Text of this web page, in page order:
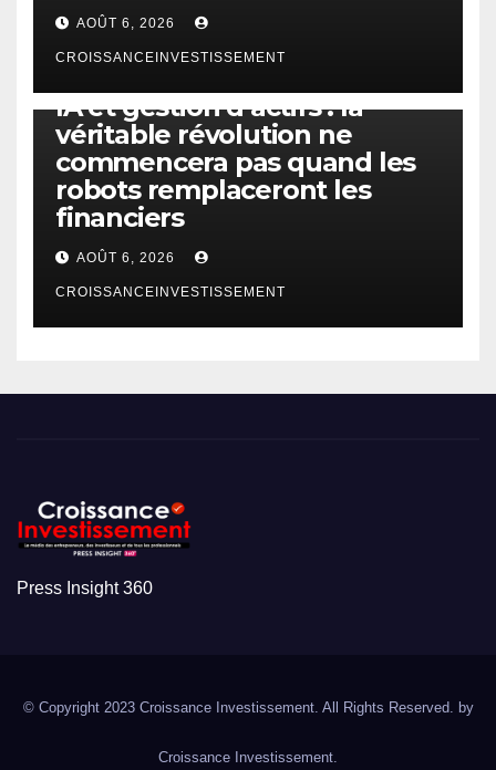
AOÛT 6, 2026
CROISSANCEINVESTISSEMENT
IA et gestion d’actifs : la
véritable révolution ne
commencera pas quand les
robots remplaceront les
financiers
AOÛT 6, 2026
CROISSANCEINVESTISSEMENT
Press Insight 360
© Copyright 2023 Croissance Investissement. All Rights Reserved. by
Croissance Investissement.